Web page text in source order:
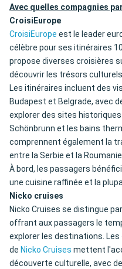
Avec quelles compagnies
CroisiEurope
CroisiEurope est le leader
célèbre pour ses itinéraires
propose diverses croisières
découvrir les trésors
Les itinéraires incluent des
Budapest et Belgrade, avec
explorer des sites
Schönbrunn et les bains
comprennent également la
entre la Serbie et la
À bord, les passagers
une cuisine raffinée et la
Nicko cruises
Nicko Cruises se distingue
offrant aux passagers le
explorer les destinations.
de Nicko Cruises mettent
découverte culturelle, avec